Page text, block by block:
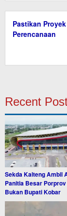
Pastikan
Perencanaan
Recent
Sekda Kalteng Ambil
Panitia Besar Porprov
Bukan Bupati Kobar